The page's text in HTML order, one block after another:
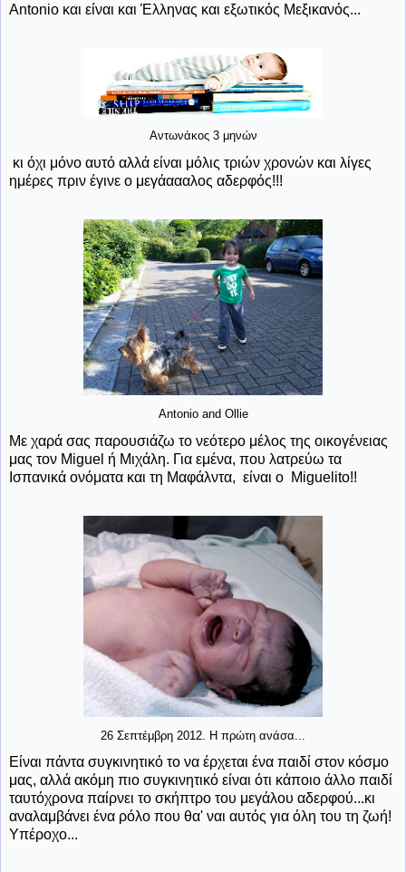
Antonio και είναι και Έλληνας και εξωτικός Μεξικανός...
Αντωνάκος 3 μηνών
κι όχι μόνο αυτό αλλά είναι μόλις τριών χρονών και λίγες
ημέρες πριν έγινε ο μεγάαααλος αδερφός!!!
Antonio and Ollie
Με χαρά σας παρουσιάζω το νεότερο μέλος της οικογένειας
μας τον Miguel ή Μιχάλη. Για εμένα, που λατρεύω τα
Ισπανικά ονόματα και τη Μαφάλντα, είναι ο Miguelito!!
26 Σεπτέμβρη 2012. Η πρώτη ανάσα...
Είναι πάντα συγκινητικό το να έρχεται ένα παιδί στον κόσμο
μας, αλλά ακόμη πιο συγκινητικό είναι ότι κάποιο άλλο παιδί
ταυτόχρονα παίρνει το σκήπτρο του μεγάλου αδερφού...κι
αναλαμβάνει ένα ρόλο που θα' ναι αυτός για όλη του τη ζωή!
Υπέροχο...